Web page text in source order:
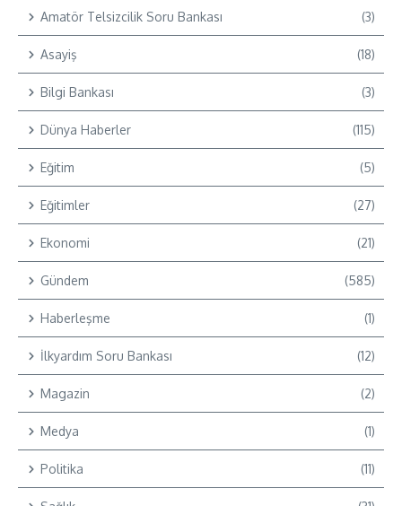
Amatör Telsizcilik Soru Bankası (3)
Asayiş (18)
Bilgi Bankası (3)
Dünya Haberler (115)
Eğitim (5)
Eğitimler (27)
Ekonomi (21)
Gündem (585)
Haberleşme (1)
İlkyardım Soru Bankası (12)
Magazin (2)
Medya (1)
Politika (11)